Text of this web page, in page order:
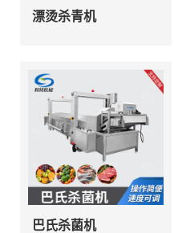
漂烫杀青机
巴氏杀菌机